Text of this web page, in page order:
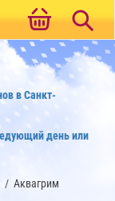
в Санкт-
день или
/ Аквагрим